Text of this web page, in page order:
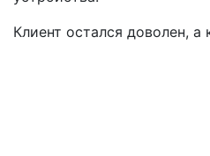
Клиент остался доволен,